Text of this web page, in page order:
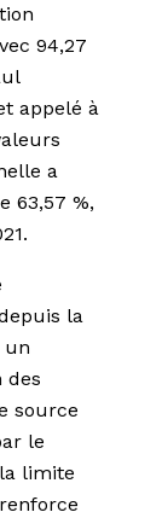
94,27
appelé à
a
63,57 %,
la
un
des
source
le
limite